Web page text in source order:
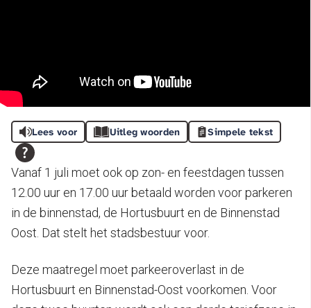
Lees voor Uitleg woorden Simpele tekst
Vanaf 1 juli moet ook op zon- en feestdagen tussen
12.00 uur en 17.00 uur betaald worden voor parkeren
in de binnenstad, de Hortusbuurt en de Binnenstad
Oost. Dat stelt het stadsbestuur voor.
Deze maatregel moet parkeeroverlast in de
Hortusbuurt en Binnenstad-Oost voorkomen. Voor